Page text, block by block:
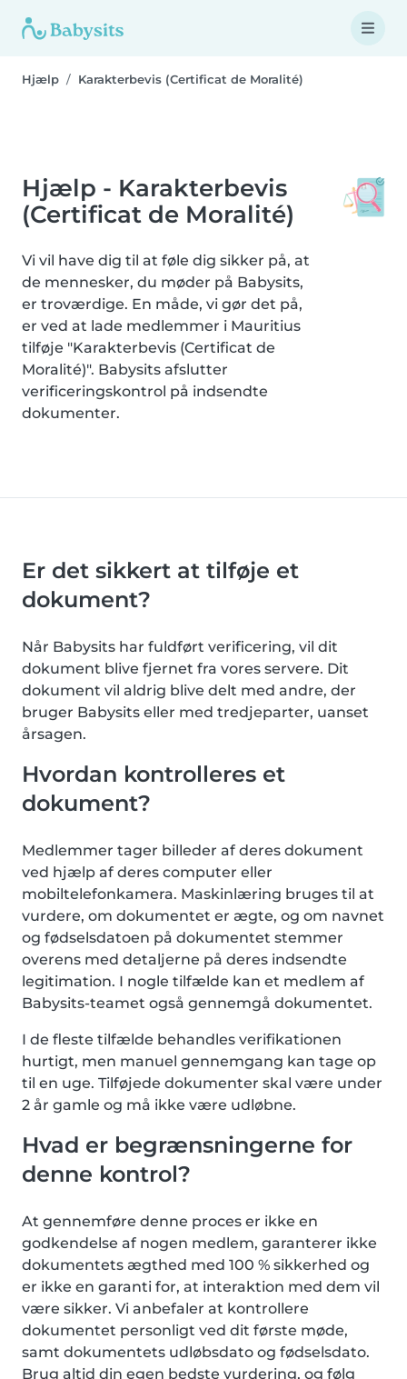
Hjælp Karakterbevis (Certificat de Moralité)
Hjælp - Karakterbevis
(Certificat de Moralité)
Vi vil have dig til at føle dig sikker på, at
de mennesker, du møder på Babysits,
er troværdige. En måde, vi gør det på,
er ved at lade medlemmer i Mauritius
tilføje "Karakterbevis (Certificat de
Moralité)". Babysits afslutter
verificeringskontrol på indsendte
dokumenter.
Er det sikkert at tilføje et
dokument?
Når Babysits har fuldført verificering, vil dit
dokument blive fjernet fra vores servere. Dit
dokument vil aldrig blive delt med andre, der
bruger Babysits eller med tredjeparter, uanset
årsagen.
Hvordan kontrolleres et
dokument?
Medlemmer tager billeder af deres dokument
ved hjælp af deres computer eller
mobiltelefonkamera. Maskinlæring bruges til at
vurdere, om dokumentet er ægte, og om navnet
og fødselsdatoen på dokumentet stemmer
overens med detaljerne på deres indsendte
legitimation. I nogle tilfælde kan et medlem af
Babysits-teamet også gennemgå dokumentet.
I de fleste tilfælde behandles verifikationen
hurtigt, men manuel gennemgang kan tage op
til en uge. Tilføjede dokumenter skal være under
2 år gamle og må ikke være udløbne.
Hvad er begrænsningerne for
denne kontrol?
At gennemføre denne proces er ikke en
godkendelse af nogen medlem, garanterer ikke
dokumentets ægthed med 100 % sikkerhed og
er ikke en garanti for, at interaktion med dem vil
være sikker. Vi anbefaler at kontrollere
dokumentet personligt ved dit første møde,
samt dokumentets udløbsdato og fødselsdato.
Brug altid din egen bedste vurdering, og følg